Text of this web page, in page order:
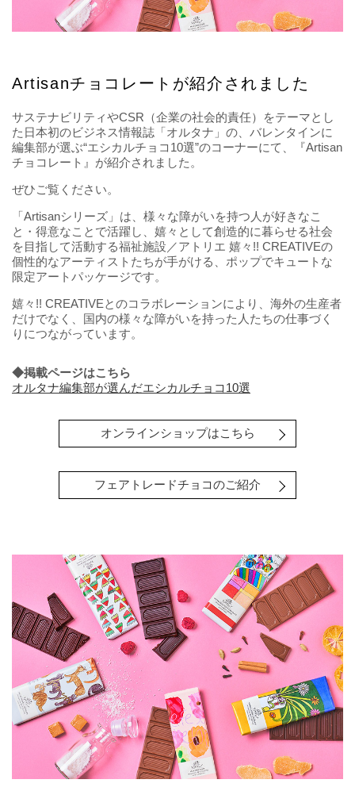
Artisanチョコレートが紹介されました
サステナビリティやCSR（企業の社会的責任）をテーマとし
た日本初のビジネス情報誌「オルタナ」の、バレンタインに
編集部が選ぶ“エシカルチョコ10選”のコーナーにて、『Artisan
チョコレート』が紹介されました。
ぜひご覧ください。
「Artisanシリーズ」は、様々な障がいを持つ人が好きなこ
と・得意なことで活躍し、嬉々として創造的に暮らせる社会
を目指して活動する福祉施設／アトリエ 嬉々!! CREATIVEの
個性的なアーティストたちが手がける、ポップでキュートな
限定アートパッケージです。
嬉々!! CREATIVEとのコラボレーションにより、海外の生産者
だけでなく、国内の様々な障がいを持った人たちの仕事づく
りにつながっています。
◆掲載ページはこちら
オルタナ編集部が選んだエシカルチョコ10選
オンラインショップはこちら
フェアトレードチョコのご紹介